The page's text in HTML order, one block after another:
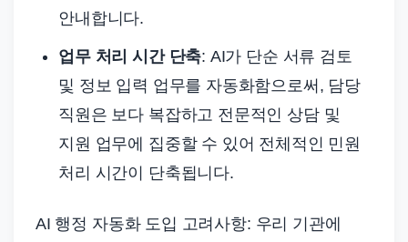
안내합니다.
업무 처리 시간 단축: AI가 단순 서류 검토
및 정보 입력 업무를 자동화함으로써, 담당
직원은 보다 복잡하고 전문적인 상담 및
지원 업무에 집중할 수 있어 전체적인 민원
처리 시간이 단축됩니다.
AI 행정 자동화 도입 고려사항: 우리 기관에